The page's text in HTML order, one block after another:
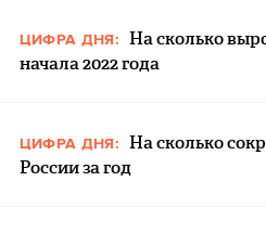
ЦИФРА ДНЯ: На сколько
начала 2022 года
ЦИФРА ДНЯ: На сколько
России за год